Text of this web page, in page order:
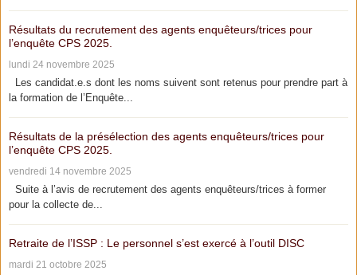
Résultats du recrutement des agents enquêteurs/trices pour
l’enquête CPS 2025.
lundi 24 novembre 2025
Les candidat.e.s dont les noms suivent sont retenus pour prendre part à
la formation de l’Enquête...
Résultats de la présélection des agents enquêteurs/trices pour
l’enquête CPS 2025.
vendredi 14 novembre 2025
Suite à l’avis de recrutement des agents enquêteurs/trices à former
pour la collecte de...
Retraite de l’ISSP : Le personnel s’est exercé à l’outil DISC
mardi 21 octobre 2025